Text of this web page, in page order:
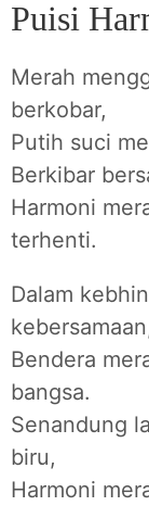
Puisi
Merah
berkobar,
Putih suci
Berkibar
Harmoni
terhenti.
Dalam
Bendera
bangsa.
Senandung
biru,
Harmoni